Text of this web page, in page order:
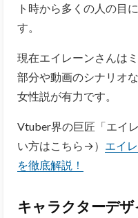
ト時から多くの人の目
す。
現在エイレーンさんは
部分や動画のシナリオ
女性説が有力です。
Vtuber界の巨匠「エイ
い方はこちら→）
エイ
を徹底解説！
キャラクターデ